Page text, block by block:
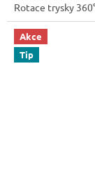
Rotace trysky
Akce
Tip